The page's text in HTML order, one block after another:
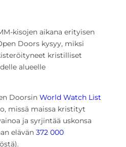
kisojen aikana erityisen
Doors kysyy, miksi
kristilliset
alueelle
Doorsin World Watch List
missä maissa kristityt
ja syrjintää uskonsa
elävän 372 000